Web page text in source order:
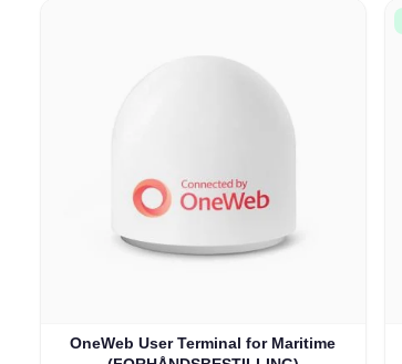
OneWeb User Terminal for Maritime